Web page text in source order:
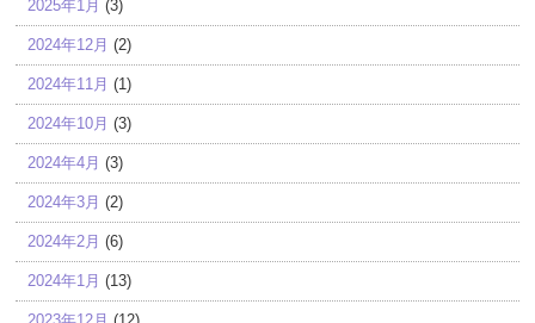
2025年1月 (3)
2024年12月 (2)
2024年11月 (1)
2024年10月 (3)
2024年4月 (3)
2024年3月 (2)
2024年2月 (6)
2024年1月 (13)